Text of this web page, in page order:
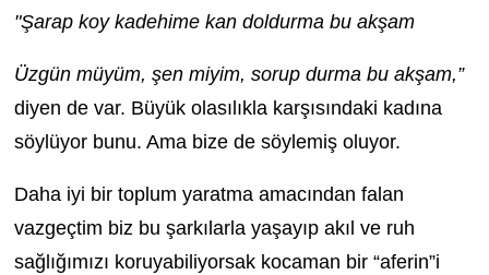
"Şarap koy kadehime kan doldurma bu akşam
Üzgün müyüm, şen miyim, sorup durma bu akşam,”
diyen de var. Büyük olasılıkla karşısındaki kadına
söylüyor bunu. Ama bize de söylemiş oluyor.
Daha iyi bir toplum yaratma amacından falan
vazgeçtim biz bu şarkılarla yaşayıp akıl ve ruh
sağlığımızı koruyabiliyorsak kocaman bir “aferin”i